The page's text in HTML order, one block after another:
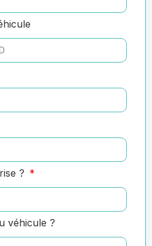
?
véhicule ?